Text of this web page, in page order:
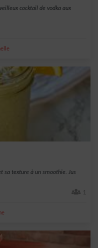
cocktail de vodka aux
sa texture à un smoothie. Jus
1